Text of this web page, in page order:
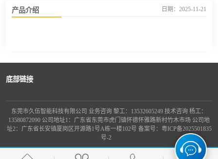
产品介绍 日期：2025-11-21
底部链接
东莞市久伍智能科技有限公司 业务咨询 黎工：13532605249 技术咨询 杨工：
13580872090 公司地址1：广东省东莞市虎门镇怀德怀雅路新村竹木市场 公司地
址2：广东省长安镇厦岗区开源路1号A栋一楼102号 备案号： 粤ICP备2025501835
号-2